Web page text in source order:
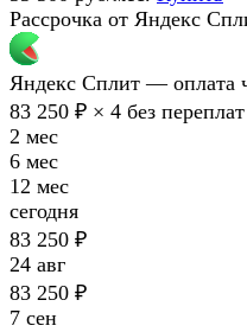
Рассрочка от Яндекс
Яндекс Сплит — оплата
83 250 ₽ × 4 без переплат
2 мес
6 мес
12 мес
сегодня
83 250 ₽
24 авг
83 250 ₽
7 сен